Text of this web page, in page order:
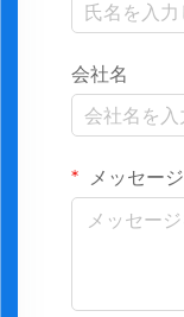
会社名
メッセージ